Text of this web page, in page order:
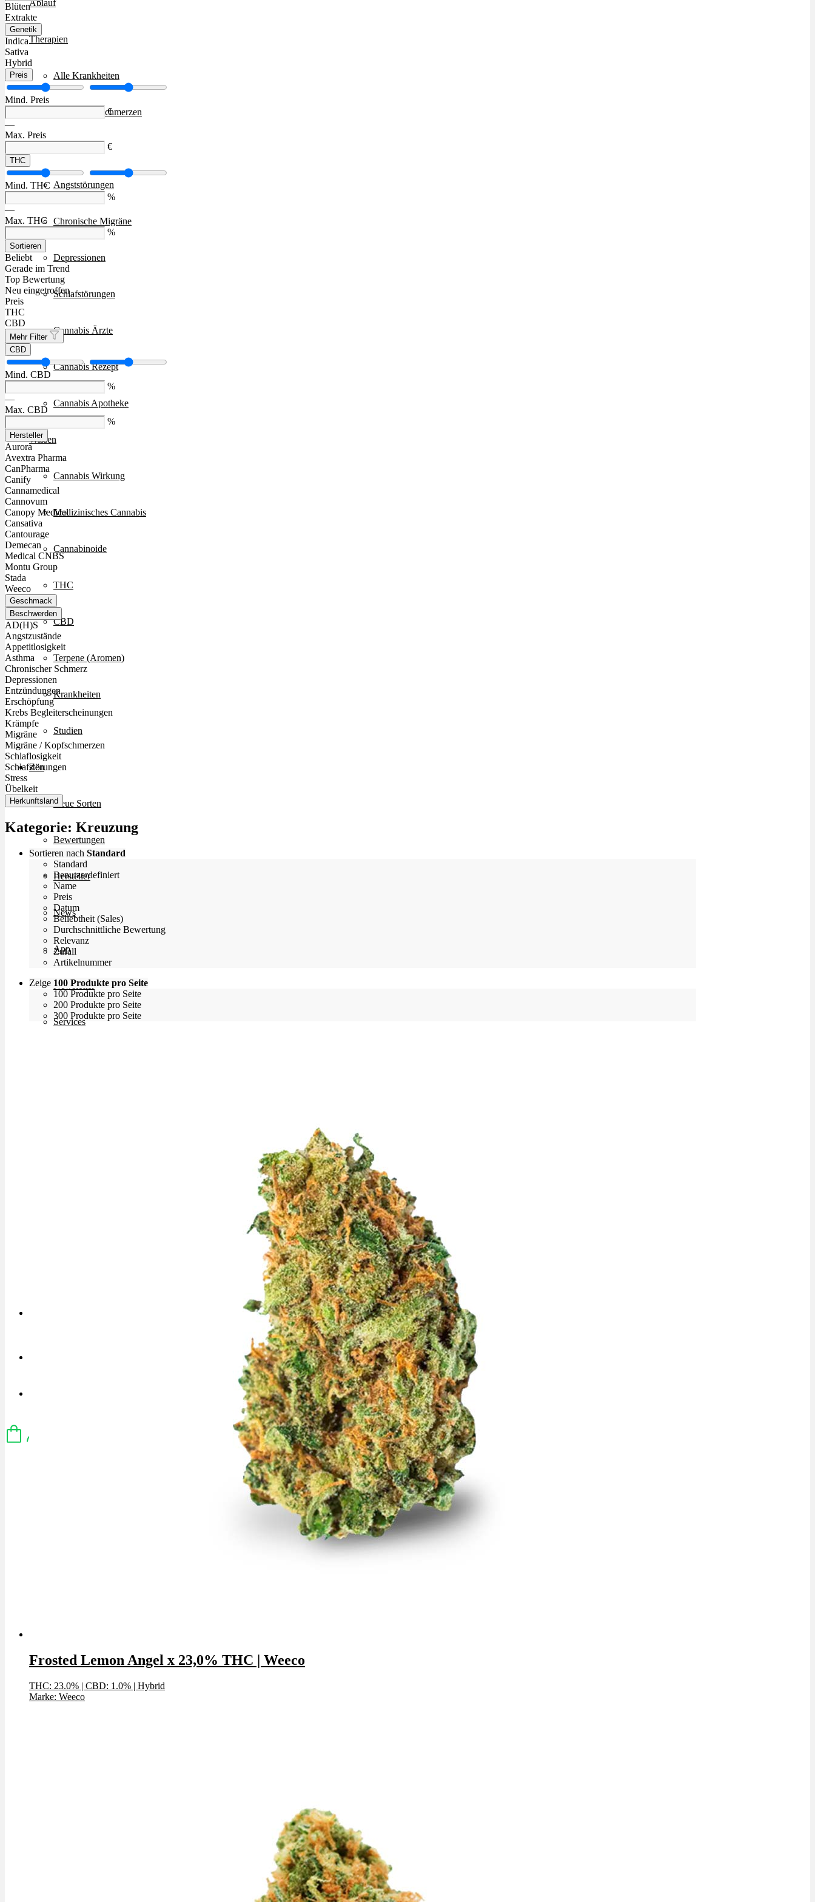
Ablauf
Therapien
Alle Krankheiten
Chronische Schmerzen
Angststörungen
Chronische Migräne
Depressionen
Schlafstörungen
Cannabis Ärzte
Cannabis Rezept
Cannabis Apotheke
Wissen
Cannabis Wirkung
Medizinisches Cannabis
Cannabinoide
THC
CBD
Terpene (Aromen)
Krankheiten
Studien
Zen
Neue Sorten
Bewertungen
Hersteller
News
App
Newsletter
Services
Blüten
Extrakte
Genetik
Indica
Sativa
Hybrid
Preis
Mind. Preis
€
—
Max. Preis
€
THC
Mind. THC
%
—
Max. THC
%
Sortieren
Beliebt
Gerade im Trend
Top Bewertung
Neu eingetroffen
Preis
THC
CBD
Mehr Filter
CBD
Mind. CBD
%
—
Max. CBD
%
Hersteller
Aurora
Avextra Pharma
CanPharma
Canify
Cannamedical
Cannovum
Canopy Medical
Cansativa
Cantourage
Demecan
Medical CNBS
Montu Group
Stada
Weeco
Geschmack
Beschwerden
AD(H)S
Angstzustände
Appetitlosigkeit
Asthma
Chronischer Schmerz
Depressionen
Entzündungen
Erschöpfung
Krebs Begleiterscheinungen
Krämpfe
Migräne
Migräne / Kopfschmerzen
Schlaflosigkeit
Schlafstörungen
Stress
Übelkeit
Herkunftsland
Kategorie: Kreuzung
Sortieren nach Standard
Standard
Benutzerdefiniert
Name
Preis
Datum
Beliebtheit (Sales)
Durchschnittliche Bewertung
Relevanz
Zufall
Artikelnummer
Zeige 100 Produkte pro Seite
100 Produkte pro Seite
200 Produkte pro Seite
300 Produkte pro Seite
Frosted Lemon Angel x 23,0% THC | Weeco
THC: 23.0% | CBD: 1.0% | Hybrid
Marke: Weeco